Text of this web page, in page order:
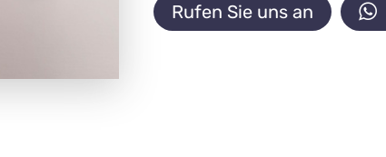
Rufen Sie uns an